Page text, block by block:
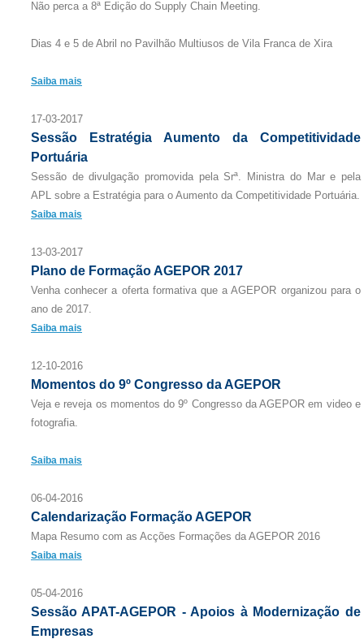
Não perca a 8ª Edição do Supply Chain Meeting.
Dias 4 e 5 de Abril no Pavilhão Multiusos de Vila Franca de Xira
Saiba mais
17-03-2017
Sessão Estratégia Aumento da Competitividade
Portuária
Sessão de divulgação promovida pela Srª. Ministra do Mar e pela
APL sobre a Estratégia para o Aumento da Competitividade Portuária.
Saiba mais
13-03-2017
Plano de Formação AGEPOR 2017
Venha conhecer a oferta formativa que a AGEPOR organizou para o
ano de 2017.
Saiba mais
12-10-2016
Momentos do 9º Congresso da AGEPOR
Veja e reveja os momentos do 9º Congresso da AGEPOR em video e
fotografia.
Saiba mais
06-04-2016
Calendarização Formação AGEPOR
Mapa Resumo com as Acções Formações da AGEPOR 2016
Saiba mais
05-04-2016
Sessão APAT-AGEPOR - Apoios à Modernização de
Empresas